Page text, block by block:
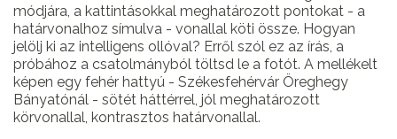
módjára, a kattintásokkal meghatározott pontokat - a
határvonalhoz símulva - vonallal köti össze. Hogyan
jelölj ki az intelligens ollóval? Erről szól ez az írás, a
próbához a csatolmányból töltsd le a fotót. A mellékelt
képen egy fehér hattyú - Székesfehérvár Öreghegy
Bányatónál - sötét háttérrel, jól meghatározott
körvonallal, kontrasztos határvonallal.